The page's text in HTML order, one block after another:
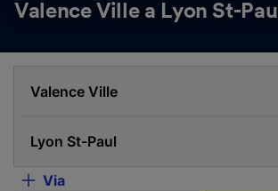
Valence Ville a Lyon St-Paul
Via